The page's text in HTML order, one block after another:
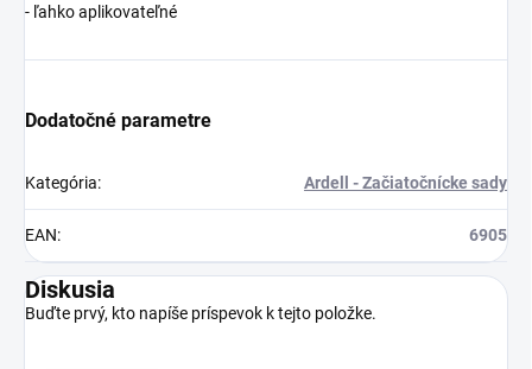
- ľahko aplikovateľné
Dodatočné parametre
Kategória: Ardell - Začiatočnícke sady
EAN: 6905
Diskusia
Buďte prvý, kto napíše príspevok k tejto položke.